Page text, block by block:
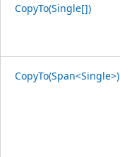
CopyTo(Single[])
CopyTo(Span<Single>)